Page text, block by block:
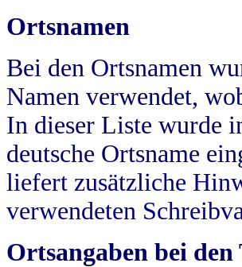
Ortsnamen
Bei den Ortsnamen
Namen verwendet,
In dieser Liste wurde
deutsche Ortsname
liefert zusätzliche
verwendeten
Ortsangaben bei den